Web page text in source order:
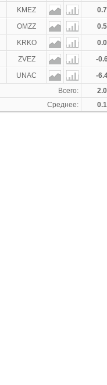
KMEZ
OMZZ
KRKO
ZVEZ -
UNAC -
Всего:
Среднее: